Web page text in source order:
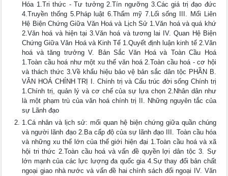
Hóa 1.Tri thức - Tư tưởng 2.Tín ngưỡng 3.Các giá trị đạo đức
4.Truyền thống 5.Pháp luật 6.Thẩm mỹ 7.Lối sống III. Mối Liên
Hệ Biện Chứng Giữa Văn Hoá và Lịch Sử 1.Văn hoá và quá khứ
2.Văn hoá và hiện tại 3.Văn hoá và tương lai IV. Quan Hệ Biện
Chứng Giữa Văn Hoá và Kinh Tế 1.Quyết định luận kinh tế 2.Văn
hoá và tăng trưởng V. Bản Sắc Văn Hoá và Toàn Cầu Hoá
1.Toàn cầu hoá như một xu thế văn hoá 2.Toàn cầu hoá - cơ hội
và thách thức 3.Về khẩu hiệu bảo vệ bản sắc dân tộc PHẦN B.
VĂN HOÁ CHÍNH TRỊ I. Chính trị và Cấu trúc đời sống Chính trị
1.Chính trị, quản lý và cơ chế của sự lựa chọn 2.Nhân dân như
là một phạm trù của văn hoá chính trị II. Những nguyên tắc của
sự Lãnh đạo
1.Cá nhân và lịch sử: mối quan hệ biện chứng giữa quần chúng
và người lãnh đạo 2.Ba cấp độ của sự lãnh đạo III. Toàn cầu hóa
và những xu thế lớn của thế giới hiện đại 1.Toàn cầu hoá và xã
hội tri thức 2.Toàn cầu hoá và vấn đề quyền lợi dân tộc 3. Sự
lớn mạnh của các lực lượng đa quốc gia 4.Sự thay đổi bản chất
ngoại giao nhà nước và vấn đề hai chính sách đối ngoại IV. Văn